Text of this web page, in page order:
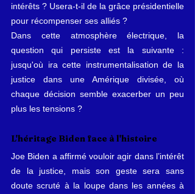
intérêts ? Usera-t-il de la grâce présidentielle
pour récompenser ses alliés ?
Dans cette atmosphère électrique, la
question qui persiste est la suivante :
jusqu'où ira cette instrumentalisation de la
justice dans une Amérique divisée, où
chaque décision semble exacerber un peu
plus les tensions ?
L'héritage Biden face à l'histoire
Joe Biden a affirmé vouloir agir dans l’intérêt
de la justice, mais son geste sera sans
doute scruté à la loupe dans les années à